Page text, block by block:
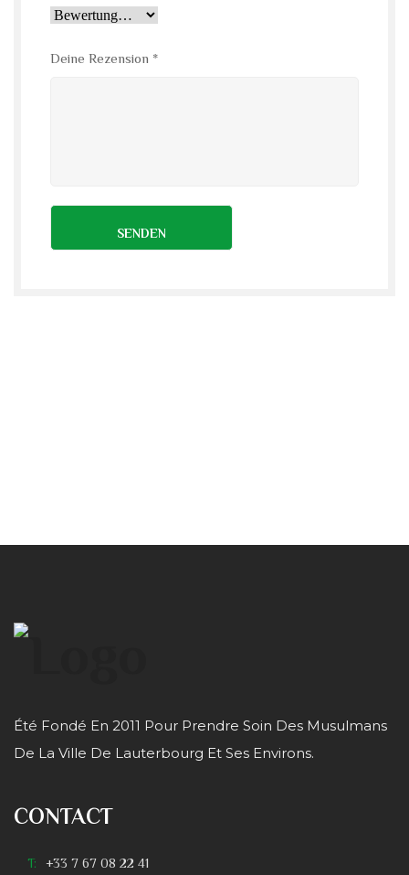
Deine Rezension *
Été Fondé En 2011 Pour Prendre Soin Des Musulmans
De La Ville De Lauterbourg Et Ses Environs.
CONTACT
T: +33 7 67 08 22 41